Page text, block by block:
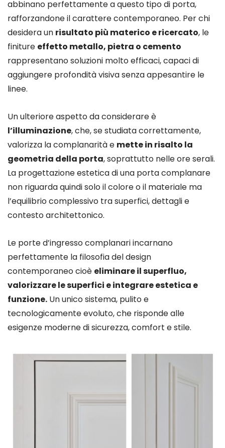
abbinano perfettamente a questo tipo di porta,
rafforzandone il carattere contemporaneo. Per chi
desidera un risultato più materico e ricercato, le
finiture effetto metallo, pietra o cemento
rappresentano soluzioni molto efficaci, capaci di
aggiungere profondità visiva senza appesantire le
linee.
Un ulteriore aspetto da considerare è
l’illuminazione, che, se studiata correttamente,
valorizza la complanarità e mette in risalto la
geometria della porta, soprattutto nelle ore serali.
La progettazione estetica di una porta complanare
non riguarda quindi solo il colore o il materiale ma
l’equilibrio complessivo tra superfici, dettagli e
contesto architettonico.
Le porte d’ingresso complanari incarnano
perfettamente la filosofia del design
contemporaneo cioè eliminare il superfluo,
valorizzare le superfici e integrare estetica e
funzione. Un unico sistema, pulito e
tecnologicamente evoluto, che risponde alle
esigenze moderne di sicurezza, comfort e stile.